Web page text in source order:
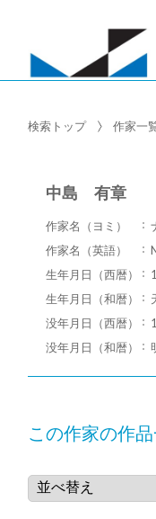
検索トップ 作家一
中島 有章
作家名（ヨミ）
作家名（英語）
生年月日（西暦）
生年月日（和暦）
没年月日（西暦）
没年月日（和暦）
この作家の作